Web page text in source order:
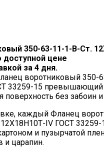
350-63-11-1-B-Cт.
доступной цене
за 4 дня.
воротниковый 350-
33259-15 превышающий
поверхность без забоин
каждый Фланец
IV ГОСТ 33259-
и пузырчатой
и царапин.